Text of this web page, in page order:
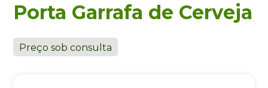
Porta Garrafa de Cerveja
Preço sob consulta
+55